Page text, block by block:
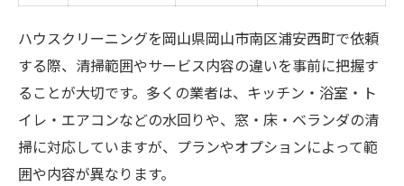
ハウスクリーニングを岡山県岡山市南区浦安西町で依頼
する際、清掃範囲やサービス内容の違いを事前に把握す
ることが大切です。多くの業者は、キッチン・浴室・ト
イレ・エアコンなどの水回りや、窓・床・ベランダの清
掃に対応していますが、プランやオプションによって範
囲や内容が異なります。